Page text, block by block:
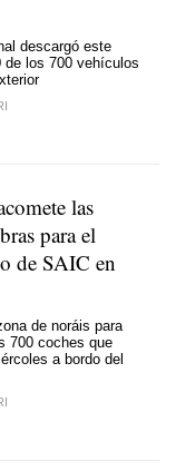
descargó este
de los 700 vehículos
las
para el
de SAIC en
de noráis para
700 coches que
a bordo del